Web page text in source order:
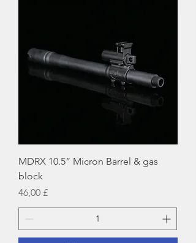
MDRX 10.5” Micron Barrel & gas
block
Hinta
46,00 £